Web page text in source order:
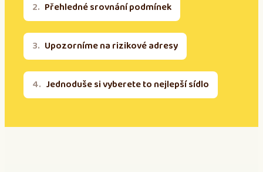
Přehledné srovnání podmínek
Upozorníme na rizikové adresy
Jednoduše si vyberete to nejlepší sídlo